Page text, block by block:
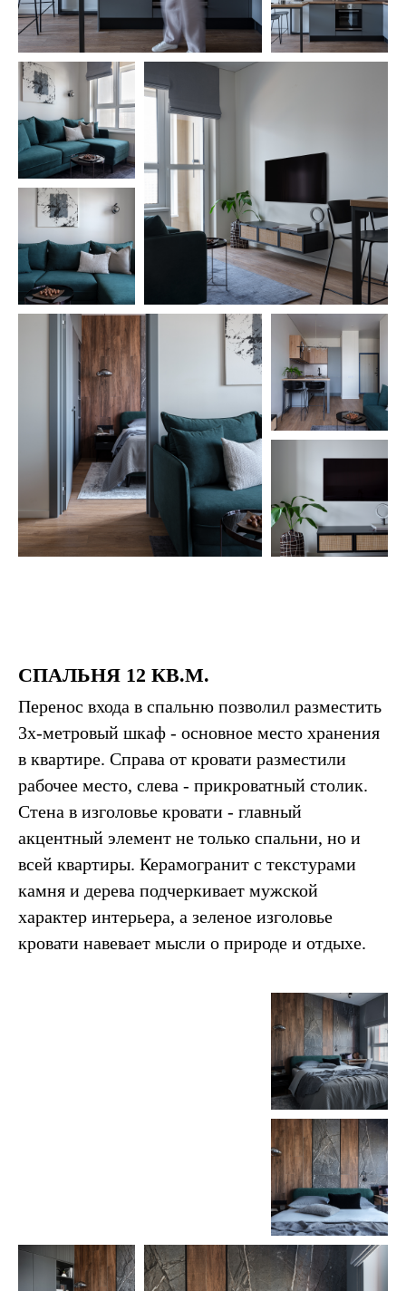
СПАЛЬНЯ 12 КВ.М.
Перенос входа в спальню позволил разместить
3х-метровый шкаф - основное место хранения
в квартире. Справа от кровати разместили
рабочее место, слева - прикроватный столик.
Стена в изголовье кровати - главный
акцентный элемент не только спальни, но и
всей квартиры. Керамогранит с текстурами
камня и дерева подчеркивает мужской
характер интерьера, а зеленое изголовье
кровати навевает мысли о природе и отдыхе.